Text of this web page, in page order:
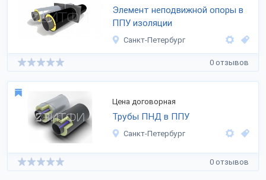
Элемент неподвижной опоры в
ППУ изоляции
Санкт-Петербург
0 отзывов
Цена договорная
Трубы ПНД в ППУ
Санкт-Петербург
0 отзывов